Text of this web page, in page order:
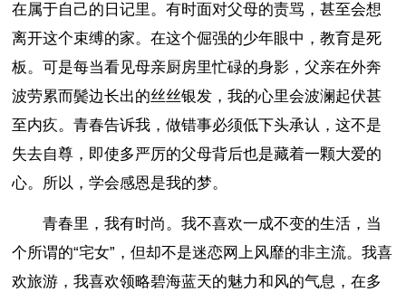
在属于自己的日记里。有时面对父母的责骂，甚至会想
离开这个束缚的家。在这个倔强的少年眼中，教育是死
板。可是每当看见母亲厨房里忙碌的身影，父亲在外奔
波劳累而鬓边长出的丝丝银发，我的心里会波澜起伏甚
至内疚。青春告诉我，做错事必须低下头承认，这不是
失去自尊，即使多严厉的父母背后也是藏着一颗大爱的
心。所以，学会感恩是我的梦。
青春里，我有时尚。我不喜欢一成不变的生活，当
个所谓的“宅女”，但却不是迷恋网上风靡的非主流。我喜
欢旅游，我喜欢领略碧海蓝天的魅力和风的气息，在多